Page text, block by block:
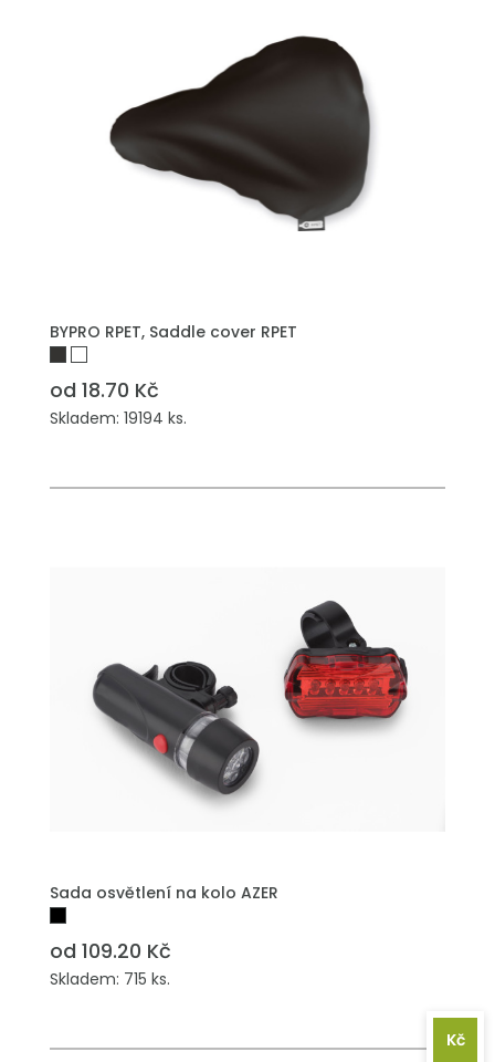
BYPRO RPET, Saddle cover RPET
od 18.70 Kč
Skladem: 19194 ks.
Sada osvětlení na kolo AZER
od 109.20 Kč
Skladem: 715 ks.
Kč